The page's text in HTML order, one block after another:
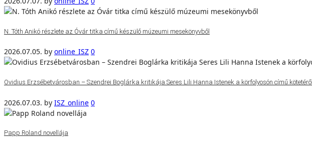
N. Tóth Anikó részlete az Óvár titka című készülő múzeumi mesekönyvből
2026.07.05. by online_ISZ 0
Ovidius Erzsébetvárosban – Szendrei Boglárka kritikája Seres Lili Hanna Istenek a körfolyosón című kötetéről
2026.07.03. by ISZ_online 0
Papp Roland novellája